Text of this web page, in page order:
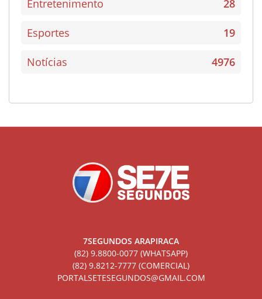
Entretenimento 28
Esportes 19
Notícias 4976
7SEGUNDOS ARAPIRACA
(82) 9.8800-0077 (WHATSAPP)
(82) 9.8212-7777 (COMERCIAL)
PORTALSETESEGUNDOS@GMAIL.COM